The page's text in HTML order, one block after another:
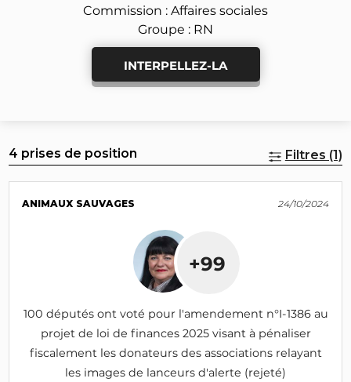
Commission : Affaires sociales
Groupe : RN
INTERPELLEZ-LA
4 prises de position Filtres (1)
ANIMAUX SAUVAGES 24/10/2024
+99
100 députés ont voté pour l'amendement n°I-1386 au
projet de loi de finances 2025 visant à pénaliser
fiscalement les donateurs des associations relayant
les images de lanceurs d'alerte (rejeté)